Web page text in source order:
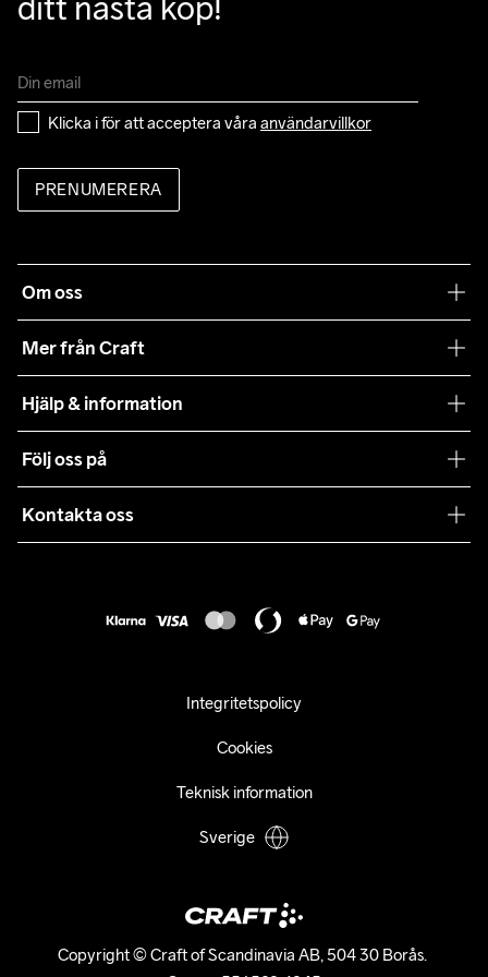
Klicka i för att acceptera våra användarvillkor
PRENUMERERA
Om oss
Mer från Craft
Teamwear
Hållbarhet
Samarbeten
Hjälp & information
Våra köpvillkor
Retur
Följ oss på
Kontakta oss
Copyright © Craft of Scandinavia AB, 504 30 Borås.
Integritetspolicy
Cookies
Teknisk information
Sverige